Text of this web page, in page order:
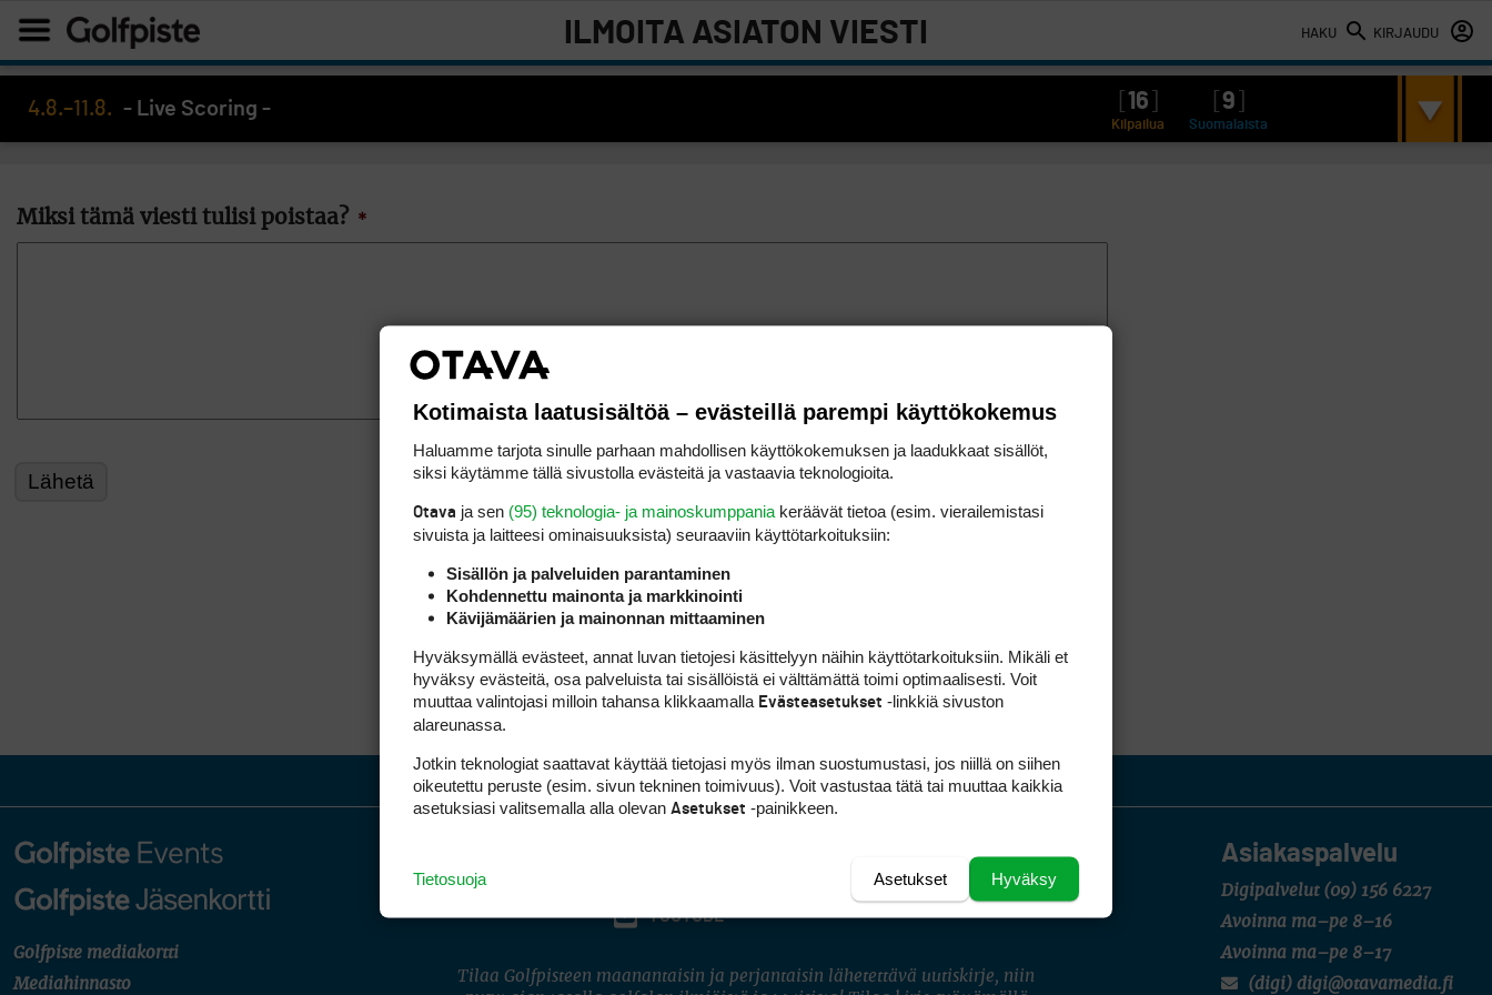
HAKU KIRJAUDU
ILMOITA ASIATON VIESTI
4.8.–11.8. - Live Scoring - 16 9
Kilpailua Suomalaista
Miksi tämä viesti tulisi poistaa? *
Golfpiste mediakortti
Mediahinnasto
Asiakaspalvelu
Digipalvelut (09) 156 6227
Avoinna ma–pe 8–16
Avoinna ma–pe 8–17
(digi) digi@otavamedia.fi
INSTAGRAM
YOUTUBE
Tilaa Golfpisteen maanantaisin ja perjantaisin lähetettävä uutiskirje, niin
Kotimaista laatusisältöä – evästeillä parempi käyttökokemus
Haluamme tarjota sinulle parhaan mahdollisen käyttökokemuksen ja laadukkaat sisällöt,
siksi käytämme tällä sivustolla evästeitä ja vastaavia teknologioita.
Otava ja sen (95) teknologia- ja mainoskumppania keräävät tietoa (esim. vierailemis­tasi
sivuista ja laitteesi ominaisuuk­sista) seuraaviin käyttötarkoituksiin:
Sisällön ja palveluiden parantaminen
Kohdennettu mainonta ja markkinointi
Kävijämäärien ja mainonnan mittaaminen
Hyväksymällä evästeet, annat luvan tietojesi käsittelyyn näihin käyttötarkoituksiin. Mikäli et
hyväksy evästeitä, osa palveluista tai sisällöistä ei välttämättä toimi optimaalisesti. Voit
muuttaa valintojasi milloin tahansa klikkaamalla Evästeasetukset -linkkiä sivuston
alareunassa.
Jotkin teknologiat saattavat käyttää tietojasi myös ilman suostumustasi, jos niillä on siihen
oikeutettu peruste (esim. sivun tekninen toimivuus). Voit vastustaa tätä tai muuttaa kaikkia
asetuksiasi valitsemalla alla olevan Asetukset -painikkeen.
Hyväksy
Asetukset
Tietosuoja